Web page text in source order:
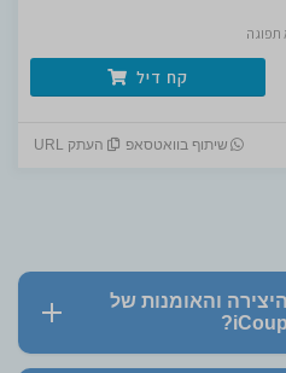
תפוגה
קח דיל
שיתוף בוואטסאפ העתק URL
חומרי היצירה והאומנות של